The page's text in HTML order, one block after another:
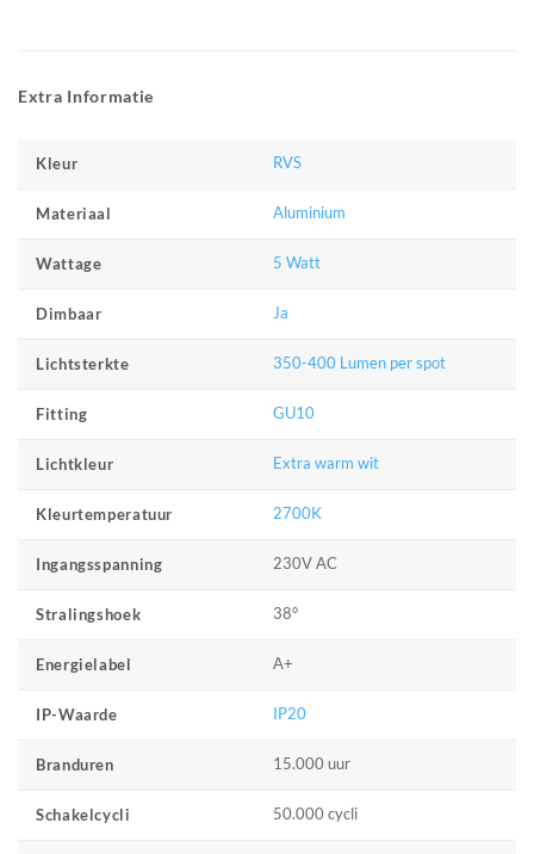
Extra Informatie
Kleur RVS
Materiaal Aluminium
Wattage 5 Watt
Dimbaar Ja
Lichtsterkte 350-400 Lumen per spot
Fitting GU10
Lichtkleur Extra warm wit
Kleurtemperatuur 2700K
Ingangsspanning 230V AC
Stralingshoek 38°
Energielabel A+
IP-Waarde IP20
Branduren 15.000 uur
Schakelcycli 50.000 cycli